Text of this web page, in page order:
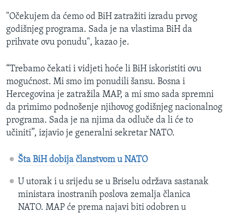
"Očekujem da ćemo od BiH zatražiti izradu prvog
godišnjeg programa. Sada je na vlastima BiH da
prihvate ovu ponudu", kazao je.
“Trebamo čekati i vidjeti hoće li BiH iskoristiti ovu
mogućnost. Mi smo im ponudili šansu. Bosna i
Hercegovina je zatražila MAP, a mi smo sada spremni
da primimo podnošenje njihovog godišnjeg nacionalnog
programa. Sada je na njima da odluče da li će to
učiniti”, izjavio je generalni sekretar NATO.
Šta BiH dobija članstvom u NATO
U utorak i u srijedu se u Briselu održava sastanak
ministara inostranih poslova zemalja članica
NATO. MAP će prema najavi biti odobren u